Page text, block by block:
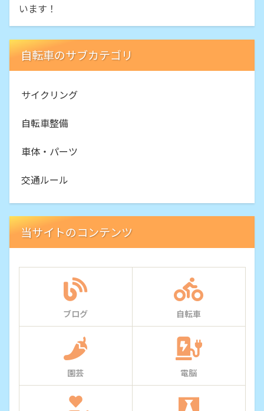
います！
自転車のサブカテゴリ
サイクリング
自転車整備
車体・パーツ
交通ルール
当サイトのコンテンツ
ブログ 自転車
園芸 電脳